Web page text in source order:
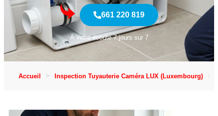
661 220 819
À votre écoute 7 jours sur 7
Accueil Inspection Tuyauterie Caméra LUX (Luxembourg)